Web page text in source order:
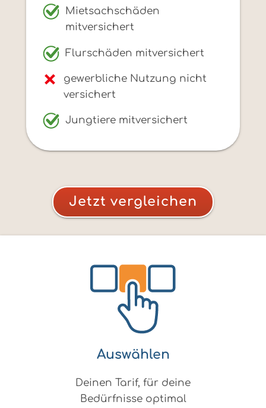
Mietsachschäden
mitversichert
Flurschäden mitversichert
gewerbliche Nutzung nicht
versichert
Jungtiere mitversichert
Jetzt vergleichen
Auswählen
Deinen Tarif, für deine
Bedürfnisse optimal